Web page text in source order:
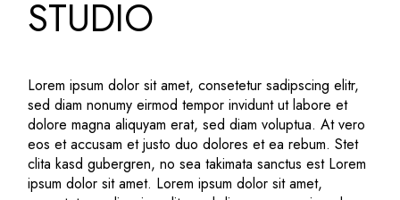
STUDIO
Lorem ipsum dolor sit amet, consetetur sadipscing elitr,
sed diam nonumy eirmod tempor invidunt ut labore et
dolore magna aliquyam erat, sed diam voluptua. At vero
eos et accusam et justo duo dolores et ea rebum. Stet
clita kasd gubergren, no sea takimata sanctus est Lorem
ipsum dolor sit amet. Lorem ipsum dolor sit amet,